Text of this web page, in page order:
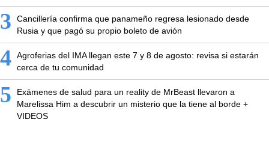
3
Cancillería confirma que panameño regresa lesionado desde
Rusia y que pagó su propio boleto de avión
4 Agroferias del IMA llegan este 7 y 8 de agosto: revisa si estarán
cerca de tu comunidad
5
Exámenes de salud para un reality de MrBeast llevaron a
Marelissa Him a descubrir un misterio que la tiene al borde +
VIDEOS